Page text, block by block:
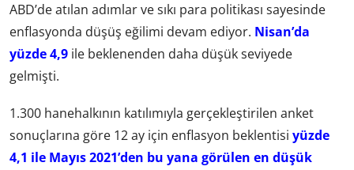
ABD’de atılan adımlar ve sıkı para politikası sayesinde
enflasyonda düşüş eğilimi devam ediyor. Nisan’da
yüzde 4,9 ile beklenenden daha düşük seviyede
gelmişti.
1.300 hanehalkının katılımıyla gerçekleştirilen anket
sonuçlarına göre 12 ay için enflasyon beklentisi yüzde
4,1 ile Mayıs 2021’den bu yana görülen en düşük